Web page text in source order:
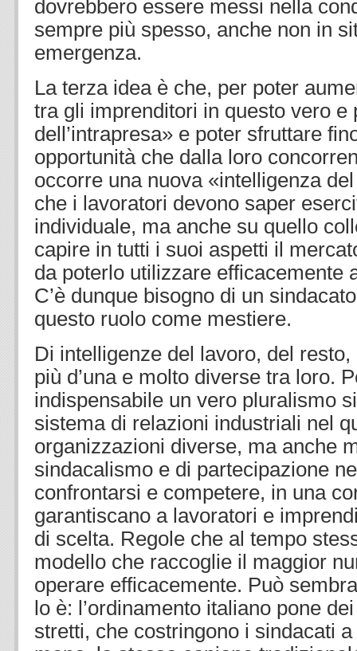
dovrebbero essere messi nella
sempre più spesso, anche non in
emergenza.
La terza idea è che, per poter
tra gli imprenditori in questo vero e
dell’intrapresa» e poter sfruttare
opportunità che dalla loro
occorre una nuova «intelligenza
che i lavoratori devono saper
individuale, ma anche su quello
capire in tutti i suoi aspetti il
da poterlo utilizzare efficacemente
C’è dunque bisogno di un
questo ruolo come mestiere.
Di intelligenze del lavoro, del
più d’una e molto diverse tra loro.
indispensabile un vero pluralismo
sistema di relazioni industriali nel
organizzazioni diverse, ma anche
sindacalismo e di partecipazione
confrontarsi e competere, in una
garantiscano a lavoratori e
di scelta. Regole che al tempo
modello che raccoglie il maggior
operare efficacemente. Può
lo è: l’ordinamento italiano pone
stretti, che costringono i sindacati